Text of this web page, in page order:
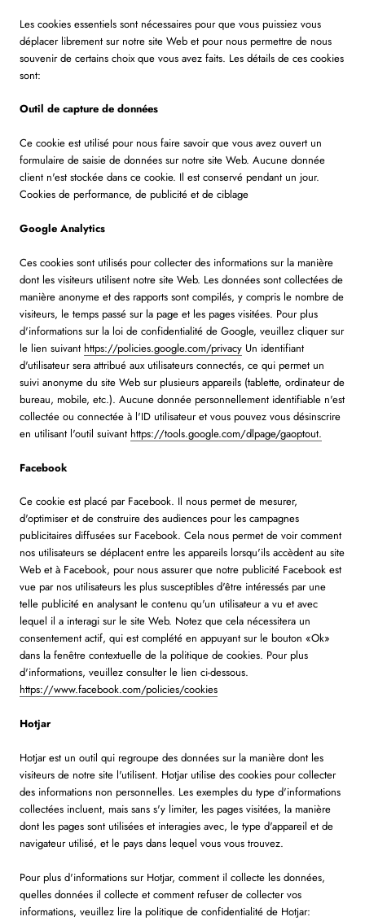
Les cookies essentiels sont nécessaires pour que vous puissiez vous
déplacer librement sur notre site Web et pour nous permettre de nous
souvenir de certains choix que vous avez faits. Les détails de ces cookies
sont:
Outil de capture de données
Ce cookie est utilisé pour nous faire savoir que vous avez ouvert un
formulaire de saisie de données sur notre site Web. Aucune donnée
client n'est stockée dans ce cookie. Il est conservé pendant un jour.
Cookies de performance, de publicité et de ciblage
Google Analytics
Ces cookies sont utilisés pour collecter des informations sur la manière
dont les visiteurs utilisent notre site Web. Les données sont collectées de
manière anonyme et des rapports sont compilés, y compris le nombre de
visiteurs, le temps passé sur la page et les pages visitées. Pour plus
d'informations sur la loi de confidentialité de Google, veuillez cliquer sur
le lien suivant https://policies.google.com/privacy Un identifiant
d'utilisateur sera attribué aux utilisateurs connectés, ce qui permet un
suivi anonyme du site Web sur plusieurs appareils (tablette, ordinateur de
bureau, mobile, etc.). Aucune donnée personnellement identifiable n'est
collectée ou connectée à l'ID utilisateur et vous pouvez vous désinscrire
en utilisant l'outil suivant https://tools.google.com/dlpage/gaoptout.
Facebook
Ce cookie est placé par Facebook. Il nous permet de mesurer,
d'optimiser et de construire des audiences pour les campagnes
publicitaires diffusées sur Facebook. Cela nous permet de voir comment
nos utilisateurs se déplacent entre les appareils lorsqu'ils accèdent au site
Web et à Facebook, pour nous assurer que notre publicité Facebook est
vue par nos utilisateurs les plus susceptibles d'être intéressés par une
telle publicité en analysant le contenu qu'un utilisateur a vu et avec
lequel il a interagi sur le site Web. Notez que cela nécessitera un
consentement actif, qui est complété en appuyant sur le bouton «Ok»
dans la fenêtre contextuelle de la politique de cookies. Pour plus
d'informations, veuillez consulter le lien ci-dessous.
https://www.facebook.com/policies/cookies
Hotjar
Hotjar est un outil qui regroupe des données sur la manière dont les
visiteurs de notre site l'utilisent. Hotjar utilise des cookies pour collecter
des informations non personnelles. Les exemples du type d'informations
collectées incluent, mais sans s'y limiter, les pages visitées, la manière
dont les pages sont utilisées et interagies avec, le type d'appareil et de
navigateur utilisé, et le pays dans lequel vous vous trouvez.
Pour plus d'informations sur Hotjar, comment il collecte les données,
quelles données il collecte et comment refuser de collecter vos
informations, veuillez lire la politique de confidentialité de Hotjar: